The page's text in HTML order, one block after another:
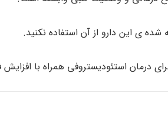
شده ی این دارو از آن استفاده نکنید.
درمان استئودیستروفی همراه با